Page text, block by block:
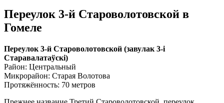
Переулок 3-й Староволотовской в
Гомеле
Переулок 3-й Староволотовской (завулак 3-i
Старавалатаўскі)
Район: Центральный
Микрорайон: Старая Волотова
Протяжённость: 70 метров